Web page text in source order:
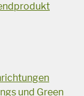
und Green